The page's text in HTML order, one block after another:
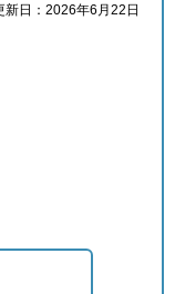
新日：2026年6月22日